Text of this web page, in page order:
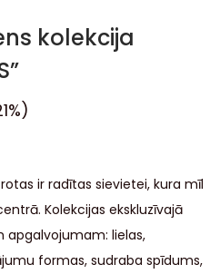
kolekcija
rotas ir radītas sievietei, kura mīl
Kolekcijas ekskluzīvajā
apgalvojumam: lielas,
formas, sudraba spīdums,